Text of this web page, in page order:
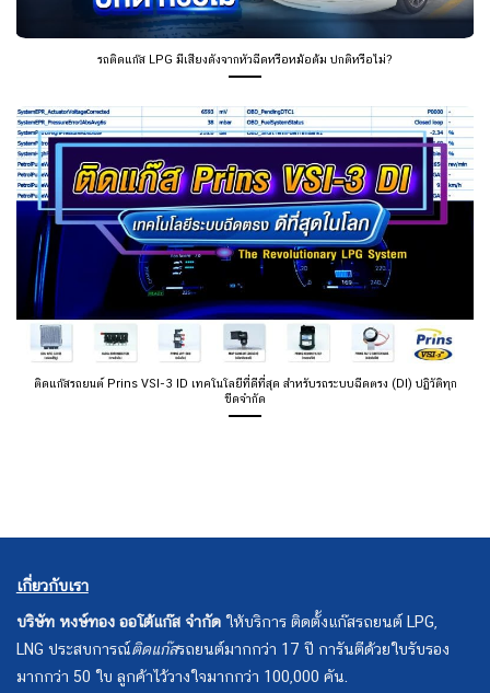
รถติดแก๊ส LPG มีเสียงดังจากหัวฉีดหรือหม้อต้ม ปกติหรือไม่?
ติดแก๊สรถยนต์ Prins VSI-3 ID เทคโนโลยีที่ดีที่สุด สำหรับรถระบบฉีดตรง (DI) ปฏิวัติทุก
ขีดจำกัด
เกี่ยวกับเรา
บริษัท หงษ์ทอง ออโต้แก๊ส จำกัด ให้บริการ ติดตั้งแก๊สรถยนต์ LPG,
LNG ประสบการณ์ติดแก๊สรถยนต์มากกว่า 17 ปี การันตีด้วยใบรับรอง
มากกว่า 50 ใบ ลูกค้าไว้วางใจมากกว่า 100,000 คัน.